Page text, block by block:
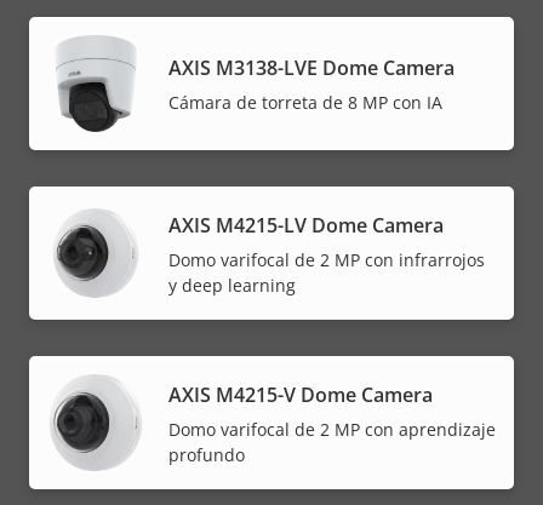
AXIS M3138-LVE Dome Camera
Cámara de torreta de 8 MP con IA
AXIS M4215-LV Dome Camera
Domo varifocal de 2 MP con infrarrojos
y deep learning
AXIS M4215-V Dome Camera
Domo varifocal de 2 MP con aprendizaje
profundo